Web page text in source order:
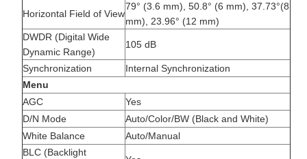
Horizontal Field of View
79° (3.6 mm), 50.8° (6 mm), 37.73°(8
mm), 23.96° (12 mm)
DWDR (Digital Wide
Dynamic Range)
105 dB
Synchronization
Internal Synchronization
Menu
AGC
Yes
D/N Mode
Auto/Color/BW (Black and White)
White Balance
Auto/Manual
BLC (Backlight